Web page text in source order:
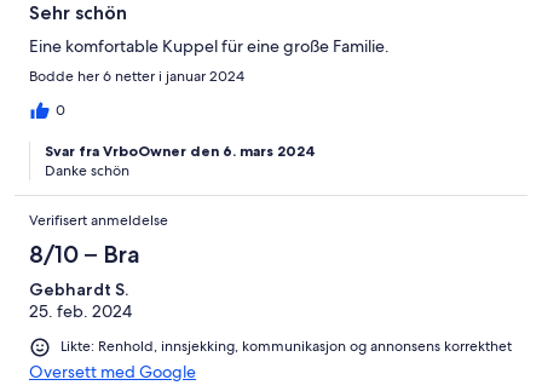
Sehr schön
Eine komfortable Kuppel für eine große Familie.
Bodde her 6 netter i januar 2024
0
Svar fra VrboOwner den 6. mars 2024
Danke schön
Verifisert anmeldelse
8/10 – Bra
Gebhardt S.
25. feb. 2024
Likte: Renhold, innsjekking, kommunikasjon og annonsens korrekthet
Oversett med Google